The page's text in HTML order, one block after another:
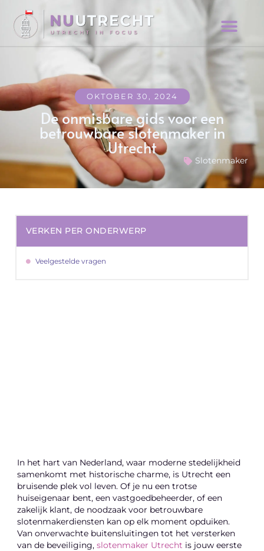
OKTOBER 30, 2024
De onmisbare gids voor een
betrouwbare slotenmaker in
Utrecht
Slotenmaker
In het hart van Nederland, waar moderne stedelijkheid
samenkomt met historische charme, is Utrecht een
bruisende plek vol leven. Of je nu een trotse
huiseigenaar bent, een vastgoedbeheerder, of een
zakelijk klant, de noodzaak voor betrouwbare
slotenmakerdiensten kan op elk moment opduiken.
Van onverwachte buitensluitingen tot het versterken
van de beveiliging,slotenmaker Utrecht is jouw eerste
VERKEN PER ONDERWERP
Veelgestelde vragen